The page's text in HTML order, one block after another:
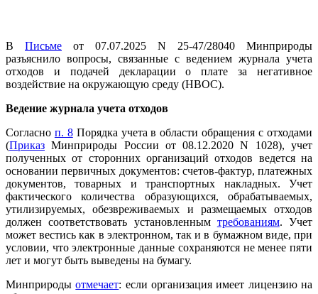
В Письме от 07.07.2025 N 25-47/28040 Минприроды
разъяснило вопросы, связанные с ведением журнала учета
отходов и подачей декларации о плате за негативное
воздействие на окружающую среду (НВОС).
Ведение журнала учета отходов
Согласно п. 8Порядка учета в области обращения с отходами
(Приказ Минприроды России от 08.12.2020 N 1028), учет
полученных от сторонних организаций отходов ведется на
основании первичных документов: счетов-фактур, платежных
документов, товарных и транспортных накладных. Учет
фактического количества образующихся, обрабатываемых,
утилизируемых, обезвреживаемых и размещаемых отходов
должен соответствовать установленным требованиям. Учет
может вестись как в электронном, так и в бумажном виде, при
условии, что электронные данные сохраняются не менее пяти
лет и могут быть выведены на бумагу.
Минприродыотмечает: если организация имеет лицензию на